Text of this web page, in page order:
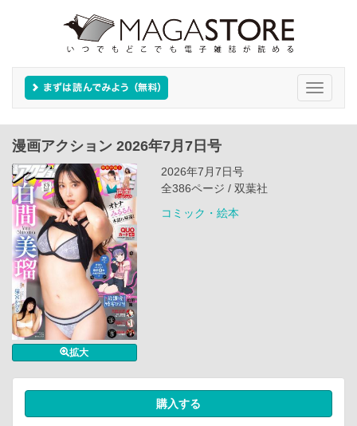
Toggle
漫画アクション 2026年7月7日号
拡大
2026年7月7日号
全386ページ / 双葉社
コミック・絵本
購入する